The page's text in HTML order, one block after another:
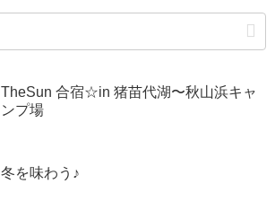
TheSun 合宿☆in 猪苗代湖〜秋山浜キャ
ンプ場
冬を味わう♪